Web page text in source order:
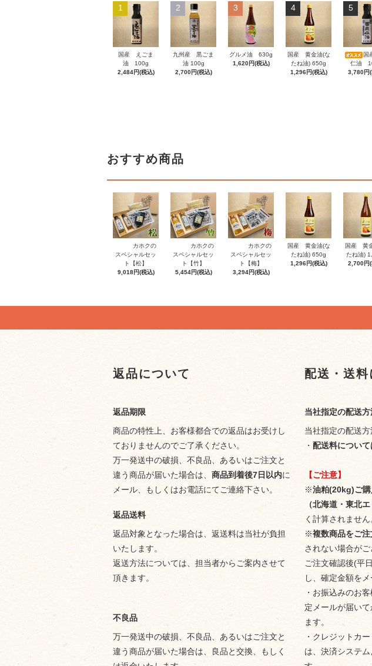
1
国産 えごま
油 100g
2,484円(税込)
2
九州産 黒ごま
油 100g
2,700円(税込)
3
グルメ油 630g
1,620円(税込)
4
国産 黄金油(な
たね油) 650g
1,296円(税込)
5
国
仁油
3,780円(
おすすめ商品
カホクの
スペシャルセッ
ト【松】
9,018円(税込)
カホクの
スペシャルセッ
ト【竹】
5,454円(税込)
カホクの
スペシャルセッ
ト【梅】
3,294円(税込)
国産 黄金油(な
たね油) 650g
1,296円(税込)
国産 黄
たね油)
2,700円(
返品について
返品期限
商品の特性上、お客様都合での返品はお受けし
ておりませんのでご了承ください。
万一発送中の破損、不良品、あるいはご注文と
違う商品が届いた場合は、 商品到着後7日以内に
メール、もしくはお電話にてご連絡下さい。
返品送料
返品対象となった場合は、返送料は当社が負担
いたします。
返送方法については、担当者からご案内させて
頂きます。
不良品
万一発送中の破損、不良品、あるいはご注文と
違う商品が届いた場合は、良品と交換、もしく
配送・送料
当社指定の配送方
当社指定の配送方
・配送料について
【ご注意】
※油粕(20kg)ご
（北海道・東北
く計算されません
※複数商品をご
されない場合がご
ご注文確認後(平
し、確定金額を
・お振込みのお
定メールが届い
ます。
・クレジットカ
は、決済システ